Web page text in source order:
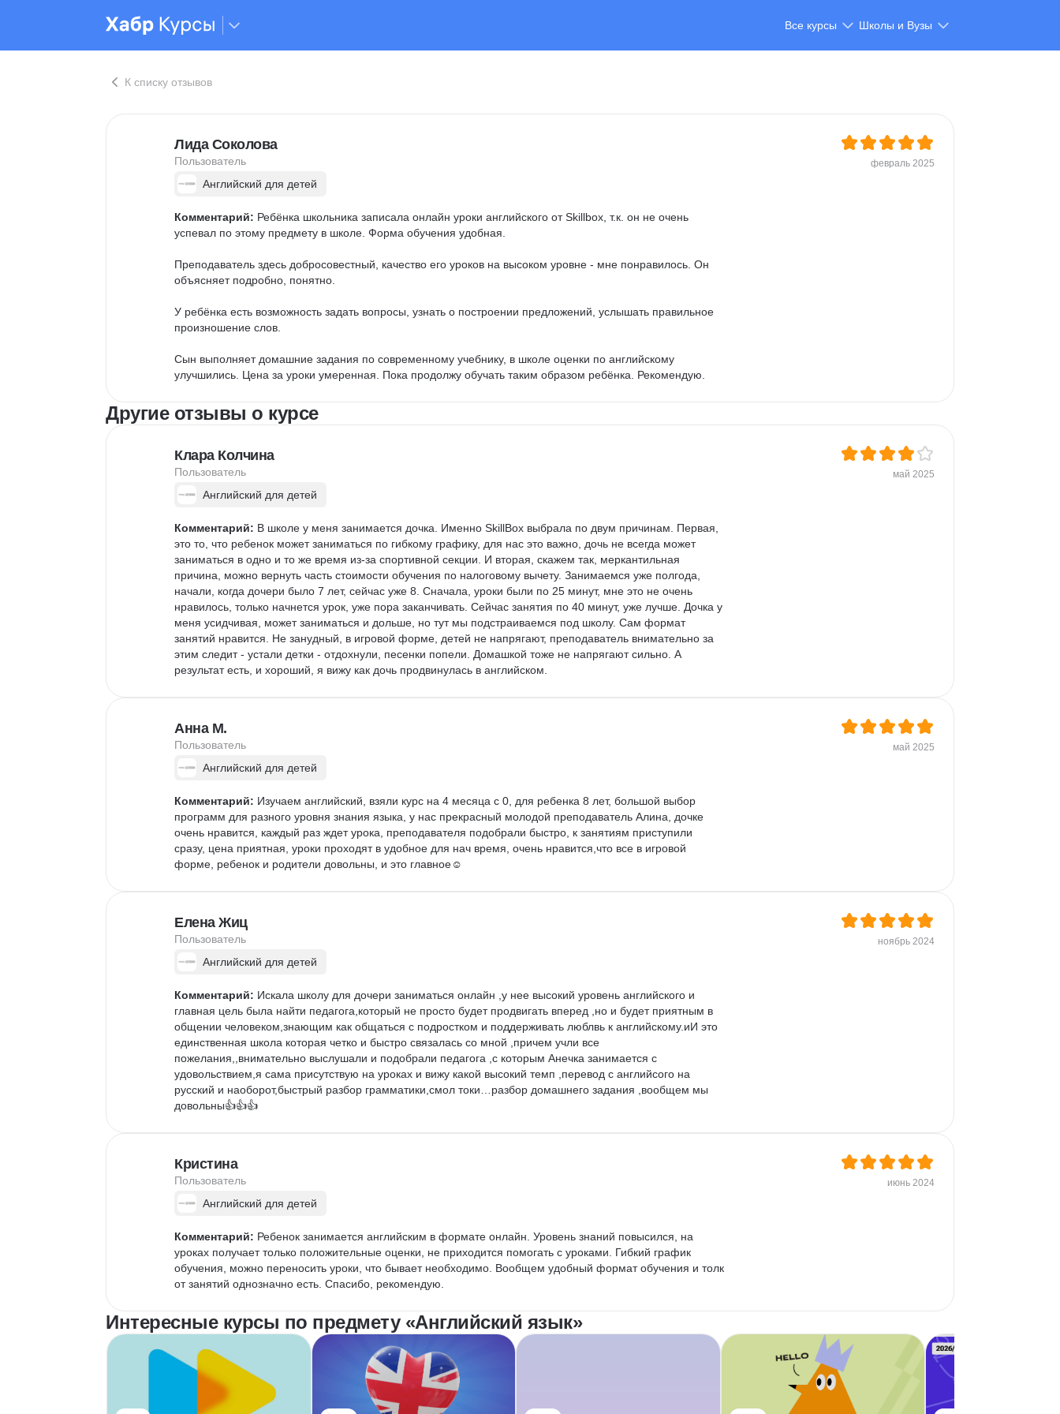
Все курсы Школы и Вузы
К списку отзывов
Лида Соколова
Пользователь февраль 2025
Английский для детей
Комментарий: Ребёнка школьника записала онлайн уроки английского от Skillbox, т.к. он не очень
успевал по этому предмету в школе. Форма обучения удобная.
Преподаватель здесь добросовестный, качество его уроков на высоком уровне - мне понравилось. Он
объясняет подробно, понятно.
У ребёнка есть возможность задать вопросы, узнать о построении предложений, услышать правильное
произношение слов.
Сын выполняет домашние задания по современному учебнику, в школе оценки по английскому
улучшились. Цена за уроки умеренная. Пока продолжу обучать таким образом ребёнка. Рекомендую.
Другие отзывы о курсе
Клара Колчина
Пользователь май 2025
Английский для детей
Комментарий: В школе у меня занимается дочка. Именно SkillBox выбрала по двум причинам. Первая,
это то, что ребенок может заниматься по гибкому графику, для нас это важно, дочь не всегда может
заниматься в одно и то же время из-за спортивной секции. И вторая, скажем так, меркантильная
причина, можно вернуть часть стоимости обучения по налоговому вычету. Занимаемся уже полгода,
начали, когда дочери было 7 лет, сейчас уже 8. Сначала, уроки были по 25 минут, мне это не очень
нравилось, только начнется урок, уже пора заканчивать. Сейчас занятия по 40 минут, уже лучше. Дочка у
меня усидчивая, может заниматься и дольше, но тут мы подстраиваемся под школу. Сам формат
занятий нравится. Не занудный, в игровой форме, детей не напрягают, преподаватель внимательно за
этим следит - устали детки - отдохнули, песенки попели. Домашкой тоже не напрягают сильно. А
результат есть, и хороший, я вижу как дочь продвинулась в английском.
Анна М.
Пользователь май 2025
Английский для детей
Комментарий: Изучаем английский, взяли курс на 4 месяца с 0, для ребенка 8 лет, большой выбор
программ для разного уровня знания языка, у нас прекрасный молодой преподаватель Алина, дочке
очень нравится, каждый раз ждет урока, преподавателя подобрали быстро, к занятиям приступили
сразу, цена приятная, уроки проходят в удобное для нач время, очень нравится,что все в игровой
форме, ребенок и родители довольны, и это главное☺️
Елена Жиц
Пользователь ноябрь 2024
Английский для детей
Комментарий: Искала школу для дочери заниматься онлайн ,у нее высокий уровень английского и
главная цель была найти педагога,который не просто будет продвигать вперед ,но и будет приятным в
общении человеком,знающим как общаться с подростком и поддерживать люблвь к английскому.иИ это
единственная школа которая четко и быстро связалась со мной ,причем учли все
пожелания,,внимательно выслушали и подобрали педагога ,с которым Анечка занимается с
удовольствием,я сама присутствую на уроках и вижу какой высокий темп ,перевод с английсого на
русский и наоборот,быстрый разбор грамматики,смол токи…разбор домашнего задания ,вообщем мы
довольны👍👍👍
Кристина
Пользователь июнь 2024
Английский для детей
Комментарий: Ребенок занимается английским в формате онлайн. Уровень знаний повысился, на
уроках получает только положительные оценки, не приходится помогать с уроками. Гибкий график
обучения, можно переносить уроки, что бывает необходимо. Вообщем удобный формат обучения и толк
от занятий однозначно есть. Спасибо, рекомендую.
Интересные курсы по предмету «Английский язык»